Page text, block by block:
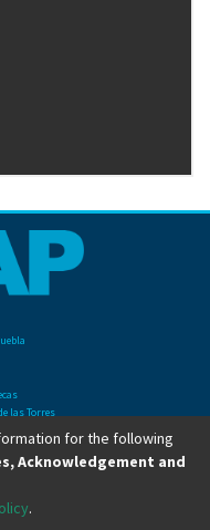
las Torres
Manuel
2901
for the following
Acknowledgement and
.